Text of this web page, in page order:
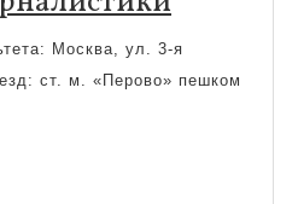
Москва, ул. 3-я
ст. м. «Перово» пешком